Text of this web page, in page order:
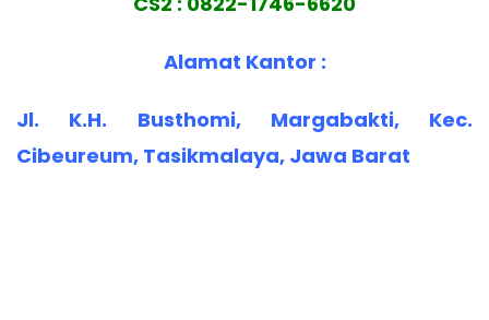
Alamat Kantor :
Jl. K.H. Busthomi, Margabakti, Kec.
Cibeureum, Tasikmalaya, Jawa Barat